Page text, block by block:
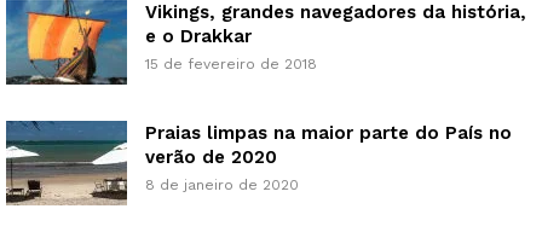
Vikings, grandes navegadores da história,
e o Drakkar
15 de fevereiro de 2018
Praias limpas na maior parte do País no
verão de 2020
8 de janeiro de 2020